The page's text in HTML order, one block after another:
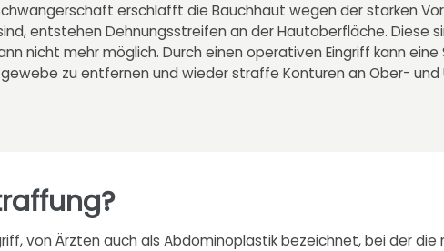
erschlafft die Bauchhaut wegen der starken
entstehen Dehnungsstreifen an der Hautoberfläche. Diese
nicht mehr möglich. Durch einen operativen Eingriff kann
zu entfernen und wieder straffe Konturen an Ober- und
von Ärzten auch als Abdominoplastik bezeichnet, bei der